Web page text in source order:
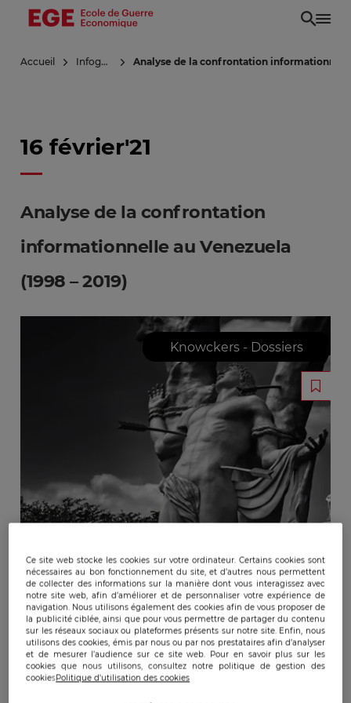
Aller
principal
Accueil Infoguerre Analyse de la confrontation informationnelle
16 février'21
Analyse de la confrontation
informationnelle au Venezuela
(1998 – 2019)
Knowckers - Dossiers
Ce site web stocke les cookies sur votre ordinateur. Certains cookies sont
nécessaires au bon fonctionnement du site, et d’autres nous permettent
de collecter des informations sur la manière dont vous interagissez avec
notre site web, afin d’améliorer et de personnaliser votre expérience de
navigation. Nous utilisons également des cookies afin de vous proposer de
la publicité ciblée, ainsi que pour vous permettre de partager du contenu
sur les réseaux sociaux ou plateformes présents sur notre site. Enfin, nous
utilisons des cookies, émis par nous ou par nos prestataires afin d’analyser
et de mesurer l’audience sur ce site web. Pour en savoir plus sur les
cookies que nous utilisons, consultez notre politique de gestion des
cookiesPolitique d'utilisation des cookies